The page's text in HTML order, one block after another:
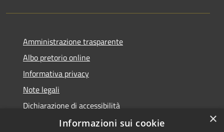
Amministrazione trasparente
Albo pretorio online
Informativa privacy
Note legali
Dichiarazione di accessibilità
×
Informazioni sui cookie